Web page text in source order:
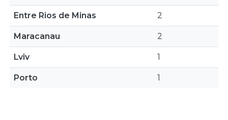
Entre Rios de Minas 2
Maracanau 2
Lviv 1
Porto 1